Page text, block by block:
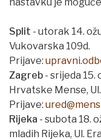
Split - utorak 14.
Vukovarska 109d.
Prijave:
Zagreb - srijeda 15.
Hrvatske Mense,
Prijave:
Rijeka - subota 18.
mladih Rijeka, Ul.